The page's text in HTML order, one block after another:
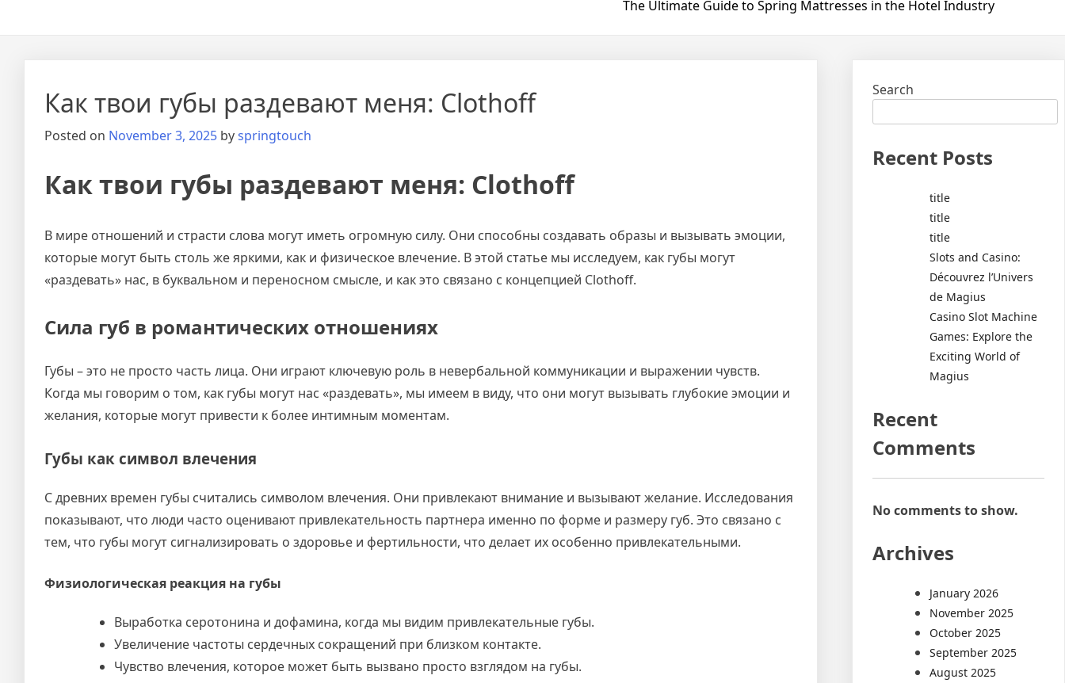
The Ultimate Guide to Spring Mattresses in the Hotel Industry
Как твои губы раздевают меня: Clothoff
Posted on November 3, 2025 byspringtouch
Как твои губы раздевают меня: Clothoff
В мире отношений и страсти слова могут иметь огромную силу. Они способны создавать образы и вызывать эмоции,
которые могут быть столь же яркими, как и физическое влечение. В этой статье мы исследуем, как губы могут
«раздевать» нас, в буквальном и переносном смысле, и как это связано с концепцией Clothoff.
Сила губ в романтических отношениях
Губы – это не просто часть лица. Они играют ключевую роль в невербальной коммуникации и выражении чувств.
Когда мы говорим о том, как губы могут нас «раздевать», мы имеем в виду, что они могут вызывать глубокие эмоции и
желания, которые могут привести к более интимным моментам.
Губы как символ влечения
С древних времен губы считались символом влечения. Они привлекают внимание и вызывают желание. Исследования
показывают, что люди часто оценивают привлекательность партнера именно по форме и размеру губ. Это связано с
тем, что губы могут сигнализировать о здоровье и фертильности, что делает их особенно привлекательными.
Физиологическая реакция на губы
Выработка серотонина и дофамина, когда мы видим привлекательные губы.
Увеличение частоты сердечных сокращений при близком контакте.
Чувство влечения, которое может быть вызвано просто взглядом на губы.
Search
Recent Posts
title
title
title
Slots and Casino:
Découvrez l’Univers
de Magius
Casino Slot Machine
Games: Explore the
Exciting World of
Magius
Recent
Comments
No comments to show.
Archives
January 2026
November 2025
October 2025
September 2025
August 2025